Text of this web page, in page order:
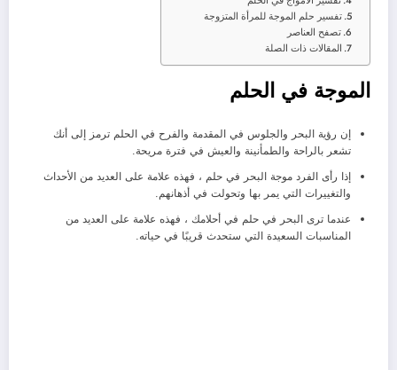
تفسير حلم الموجة للمرأة المتزوجة
تصفح العناصر
المقالات ذات الصلة
الموجة في الحلم
إن رؤية البحر والجلوس في المقدمة والفرح في الحلم ترمز إلى أنك
تشعر بالراحة والطمأنينة والعيش في فترة مريحة.
إذا رأى الفرد موجة البحر في حلم ، فهذه علامة على العديد من الأحداث
والتغييرات التي يمر بها وتحولت في أذهانهم.
عندما ترى البحر في حلم في أحلامك ، فهذه علامة على العديد من
المناسبات السعيدة التي ستحدث قريبًا في حياته.